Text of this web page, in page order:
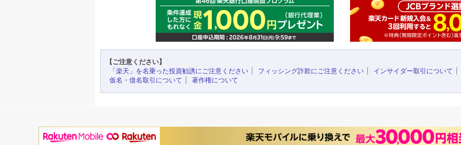
【ご注意ください】
「楽天」を名乗った投資勧誘にご注意ください
フィッシング詐欺にご注意ください インサイダー取引について
仮名・借名取引について
著作権について